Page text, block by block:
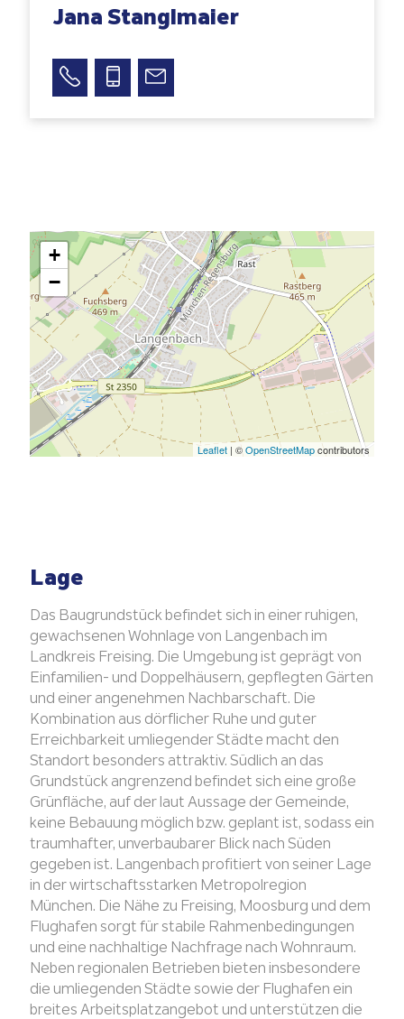
Jana Stanglmaier
+
−
Leaflet | ©OpenStreetMapcontributors
Lage
Das Baugrundstück befindet sich in einer ruhigen,
gewachsenen Wohnlage von Langenbach im
Landkreis Freising. Die Umgebung ist geprägt von
Einfamilien- und Doppelhäusern, gepflegten Gärten
und einer angenehmen Nachbarschaft. Die
Kombination aus dörflicher Ruhe und guter
Erreichbarkeit umliegender Städte macht den
Standort besonders attraktiv. Südlich an das
Grundstück angrenzend befindet sich eine große
Grünfläche, auf der laut Aussage der Gemeinde,
keine Bebauung möglich bzw. geplant ist, sodass ein
traumhafter, unverbaubarer Blick nach Süden
gegeben ist. Langenbach profitiert von seiner Lage
in der wirtschaftsstarken Metropolregion
München. Die Nähe zu Freising, Moosburg und dem
Flughafen sorgt für stabile Rahmenbedingungen
und eine nachhaltige Nachfrage nach Wohnraum.
Neben regionalen Betrieben bieten insbesondere
die umliegenden Städte sowie der Flughafen ein
breites Arbeitsplatzangebot und unterstützen die